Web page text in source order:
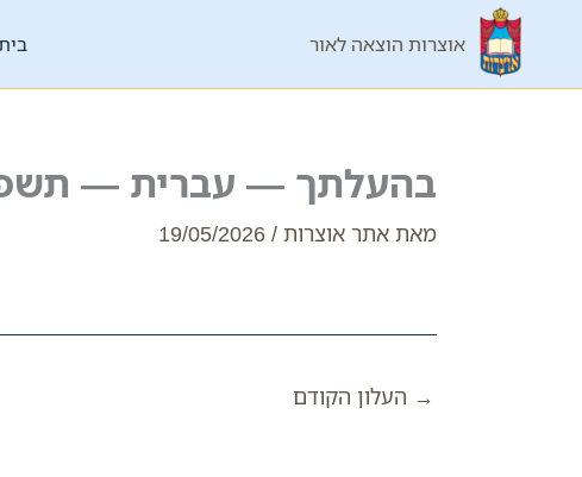
אוצרות הוצאה לאור
בהעלתך — עברית —
מאת אתר אוצרות /
19/05/2026
→ העלון הקודם